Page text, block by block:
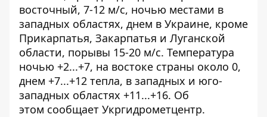
восточный, 7-12 м/с, ночью местами в
западных областях, днем ​​в Украине, кроме
Прикарпатья, Закарпатья и Луганской
области, порывы 15-20 м/с. Температура
ночью +2...+7, на востоке страны около 0,
днем ​​+7...+12 тепла, в западных и юго-
западных областях +11...+16. Об
этом сообщает Укргидрометцентр.